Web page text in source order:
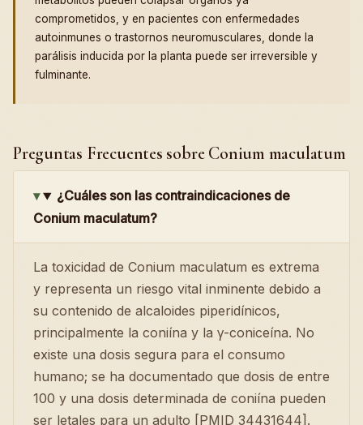
comprometidos, y en pacientes con enfermedades
autoinmunes o trastornos neuromusculares, donde la
parálisis inducida por la planta puede ser irreversible y
fulminante.
Preguntas Frecuentes sobre Conium maculatum
¿Cuáles son las contraindicaciones de
Conium maculatum?
La toxicidad de Conium maculatum es extrema
y representa un riesgo vital inminente debido a
su contenido de alcaloides piperidínicos,
principalmente la coniína y la γ-coniceína. No
existe una dosis segura para el consumo
humano; se ha documentado que dosis de entre
100 y una dosis determinada de coniína pueden
ser letales para un adulto [PMID 34431644].